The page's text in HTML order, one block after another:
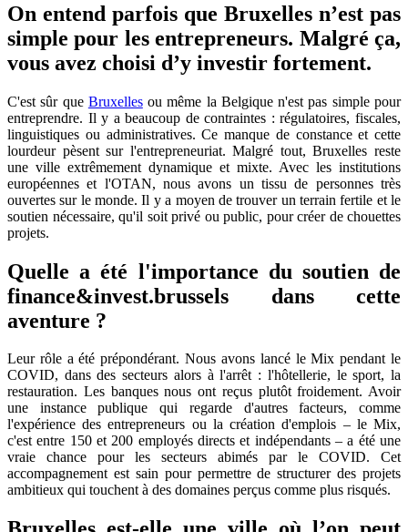
On entend parfois que Bruxelles n’est pas
simple pour les entrepreneurs. Malgré ça,
vous avez choisi d’y investir fortement.
C'est sûr que Bruxellesou même la Belgique n'est pas simple pour
entreprendre. Il y a beaucoup de contraintes : régulatoires, fiscales,
linguistiques ou administratives. Ce manque de constance et cette
lourdeur pèsent sur l'entrepreneuriat. Malgré tout, Bruxelles reste
une ville extrêmement dynamique et mixte. Avec les institutions
européennes et l'OTAN, nous avons un tissu de personnes très
ouvertes sur le monde. Il y a moyen de trouver un terrain fertile et le
soutien nécessaire, qu'il soit privé ou public, pour créer de chouettes
projets.
Quelle a été l'importance du soutien de
finance&invest.brussels dans cette
aventure ?
Leur rôle a été prépondérant. Nous avons lancé le Mix pendant le
COVID, dans des secteurs alors à l'arrêt : l'hôtellerie, le sport, la
restauration. Les banques nous ont reçus plutôt froidement. Avoir
une instance publique qui regarde d'autres facteurs, comme
l'expérience des entrepreneurs ou la création d'emplois – le Mix,
c'est entre 150 et 200 employés directs et indépendants – a été une
vraie chance pour les secteurs abimés par le COVID. Cet
accompagnement est sain pour permettre de structurer des projets
ambitieux qui touchent à des domaines perçus comme plus risqués.